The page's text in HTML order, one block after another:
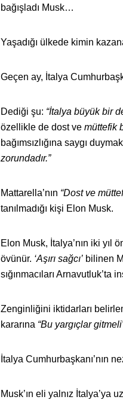
bağışladı Musk…
Yaşadığı ülkede kimin
Geçen ay, İtalya
Dediği şu: “İtalya büyük bir
özellikle de dost ve müttefik
bağımsızlığına saygı
zorundadır.”
Mattarella’nın “Dost ve
tanılmadığı kişi Elon Musk.
Elon Musk, İtalya’nın iki yıl
övünür. ‘Aşırı sağcı’ bilinen
sığınmacıları Arnavutluk’ta
Zenginliğini iktidarları
kararına “Bu yargıçlar
İtalya Cumhurbaşkanı’nın
Musk’ın eli yalnız İtalya’ya